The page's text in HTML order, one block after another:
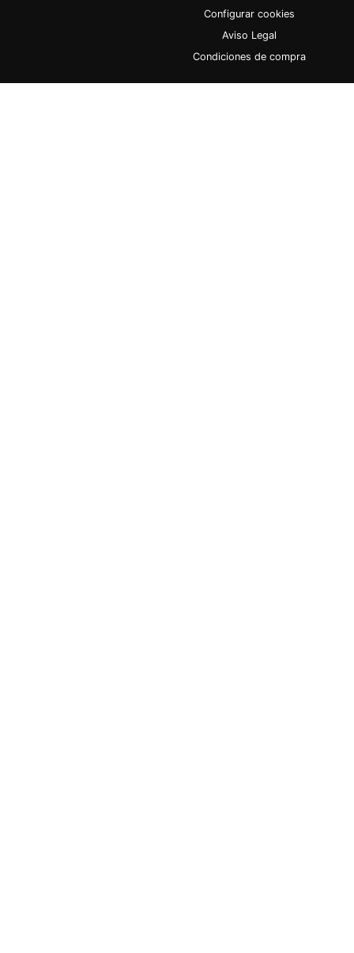
Configurar cookies
Aviso Legal
Condiciones de compra